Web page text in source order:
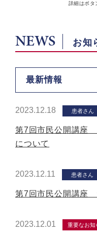
詳細はボタ
NEWS お知
最新情報
2023.12.18 患者さん
第7回市民公開講座
について
2023.12.11 患者さん
第7回市民公開講座
2023.12.01 重要なお知